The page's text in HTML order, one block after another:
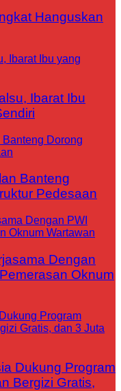
Hanguskan
Ibarat Ibu
Banteng
Pedesaan
Dengan
Oknum
Dukung Program
Bergizi Gratis,